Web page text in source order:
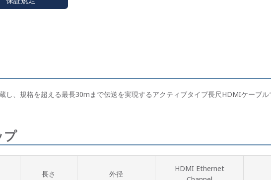
し、規格を超える最長30mまで伝送を実現するアクティブタイプ長尺HDMIケーブル
プ
長さ 外径
HDMI Ethernet